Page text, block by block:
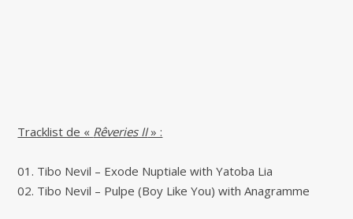
Tracklist de « Rêveries II» :
01. Tibo Nevil – Exode Nuptiale with Yatoba Lia
02. Tibo Nevil – Pulpe (Boy Like You) with Anagramme